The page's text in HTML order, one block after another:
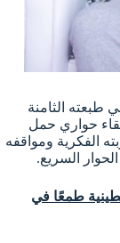
طبعته الثامنة
حواري حمل
الفكرية ومواقفه
السريع.
طمعًا في